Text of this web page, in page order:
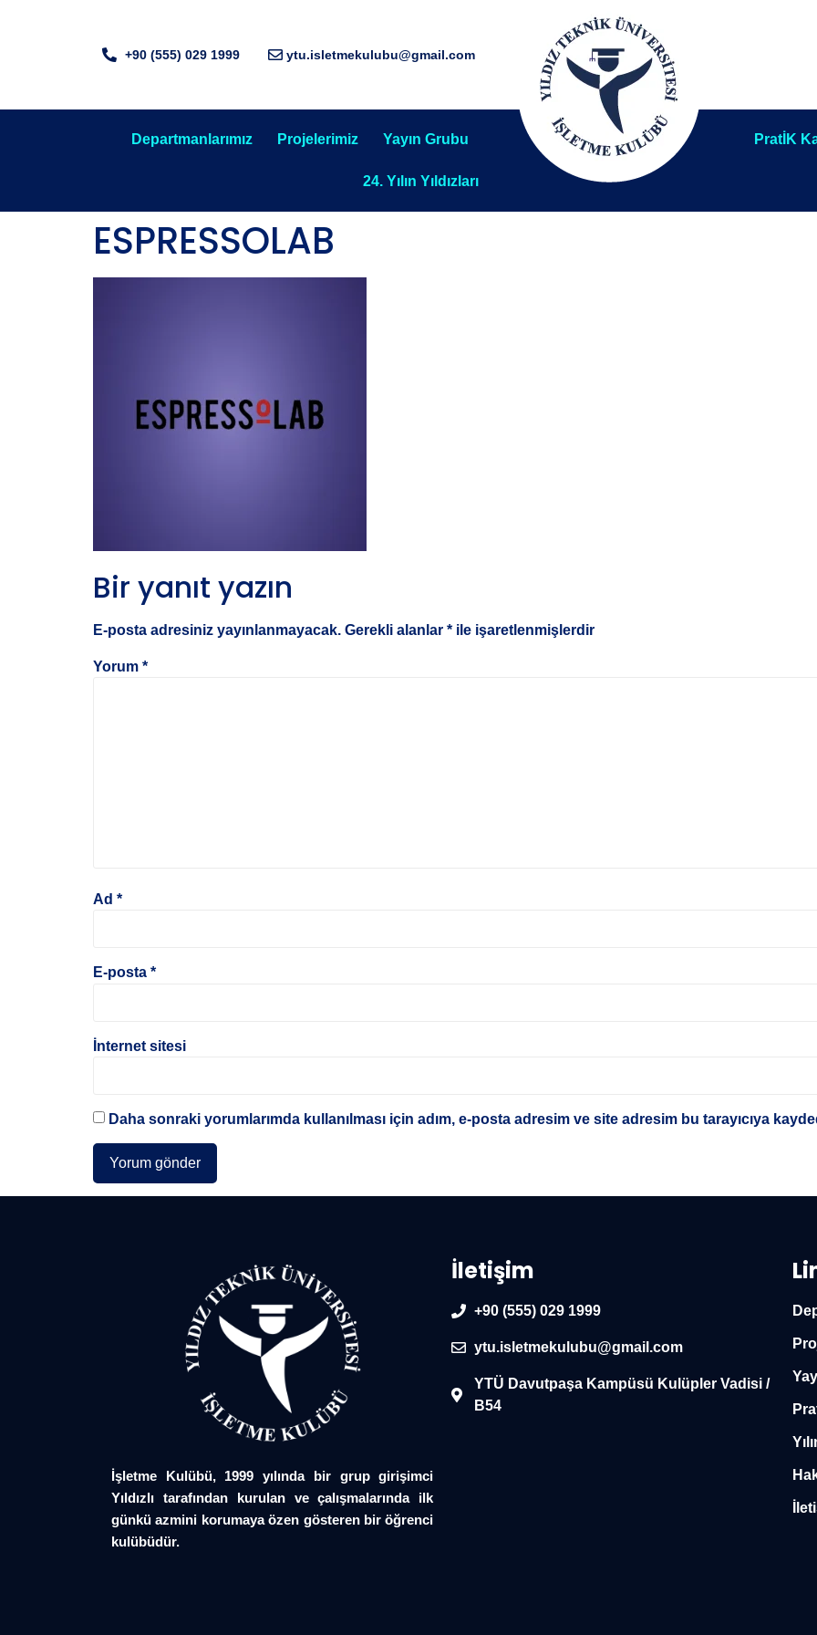
+90 (555) 029 1999 ytu.isletmekulubu@gmail.com
Departmanlarımız Projelerimiz Yayın Grubu
24. Yılın Yıldızları
PratİK
ESPRESSOLAB
Bir yanıt yazın
E-posta adresiniz yayınlanmayacak. Gerekli alanlar * ile işaretlenmişlerdir
Yorum *
Ad *
E-posta *
İnternet sitesi
Daha sonraki yorumlarımda kullanılması için adım, e-posta adresim ve site adresim bu tarayıcıya
İşletme Kulübü, 1999 yılında bir grup girişimci
Yıldızlı tarafından kurulan ve çalışmalarında ilk
günkü azmini korumaya özen gösteren bir öğrenci
kulübüdür.
İletişim
+90 (555) 029 1999
ytu.isletmekulubu@gmail.com
YTÜ Davutpaşa Kampüsü Kulüpler Vadisi /
B54